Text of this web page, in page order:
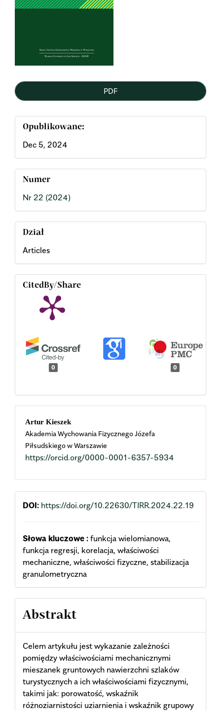
PDF
Opublikowane:
Dec 5, 2024
Numer
Nr 22 (2024)
Dział
Articles
CitedBy/Share
0 0
Main
Article
Content
Artur Kieszek
Akademia Wychowania Fizycznego Józefa
Piłsudskiego w Warszawie
https://orcid.org/0000-0001-6357-5934
DOI: https://doi.org/10.22630/TIRR.2024.22.19
Słowa kluczowe : funkcja wielomianowa,
funkcja regresji, korelacja, właściwości
mechaniczne, właściwości fizyczne, stabilizacja
granulometryczna
Abstrakt
Celem artykułu jest wykazanie zależności
pomiędzy właściwościami mechanicznymi
mieszanek gruntowych nawierzchni szlaków
turystycznych a ich właściwościami fizycznymi,
takimi jak: porowatość, wskaźnik
różnoziarnistości uziarnienia i wskaźnik grupowy